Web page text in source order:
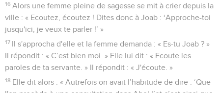
16 Alors une femme pleine de sagesse se mit à crier depuis la
ville : « Ecoutez, écoutez ! Dites donc à Joab : ‘Approche-toi
jusqu'ici, je veux te parler !’ »
17 Il s'approcha d'elle et la femme demanda : « Es-tu Joab ? »
Il répondit : « C’est bien moi. » Elle lui dit : « Ecoute les
paroles de ta servante. » Il répondit : « J'écoute. »
18 Elle dit alors : « Autrefois on avait l’habitude de dire : ‘Que